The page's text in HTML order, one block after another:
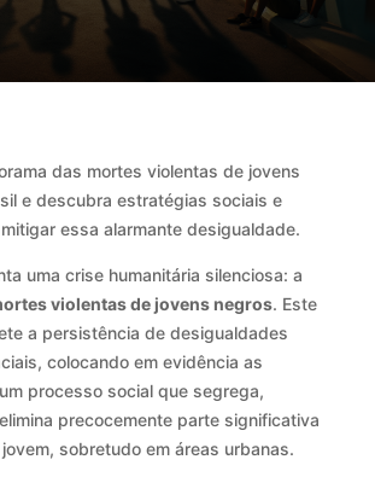
das mortes violentas de jovens
e descubra estratégias sociais e
essa alarmante desigualdade.
uma crise humanitária silenciosa: a
violentas de jovens negros. Este
a persistência de desigualdades
colocando em evidência as
processo social que segrega,
precocemente parte significativa
sobretudo em áreas urbanas.